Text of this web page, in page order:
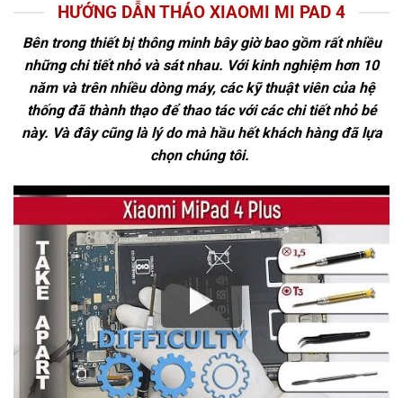
HƯỚNG DẪN THÁO XIAOMI MI PAD 4
Bên trong thiết bị thông minh bây giờ bao gồm rất nhiều
những chi tiết nhỏ và sát nhau. Với kinh nghiệm hơn 10
năm và trên nhiều dòng máy, các kỹ thuật viên của hệ
thống đã thành thạo để thao tác với các chi tiết nhỏ bé
này. Và đây cũng là lý do mà hầu hết khách hàng đã lựa
chọn chúng tôi.